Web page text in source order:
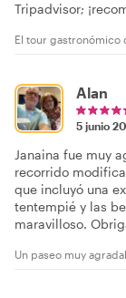
Tripadvisor;
El tour gastronómico
Alan
5 junio
Janaina fue muy
recorrido
que incluyó una
tentempié y las
maravilloso.
Un paseo muy